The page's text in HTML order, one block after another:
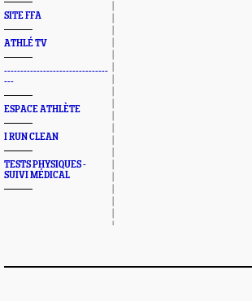
SITE FFA
ATHLÉ TV
--------------------------------
---
ESPACE ATHLÈTE
I RUN CLEAN
TESTS PHYSIQUES -
SUIVI MÉDICAL